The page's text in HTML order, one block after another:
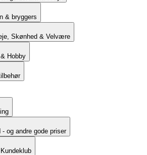
& bryggers
Skønhed & Velvære
Hobby
- og andre gode priser